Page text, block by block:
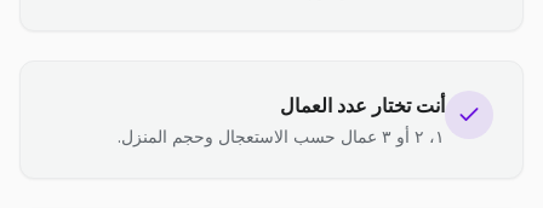
أنت تختار عدد العمال
١، ٢ أو ٣ عمال حسب الاستعجال وحجم المنزل.